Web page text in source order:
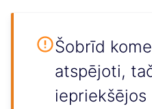
Šobrīd
atspējoti,
iepriekšējos